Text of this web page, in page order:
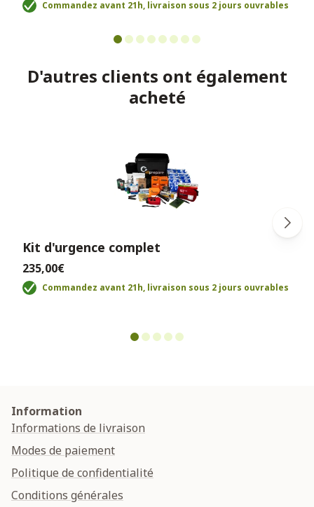
Commandez avant 21h, livraison sous 2 jours ouvrables
D'autres clients ont également
acheté
Kit d'urgence complet
235,00€
Commandez avant 21h, livraison sous 2 jours ouvrables
Information
Informations de livraison
Modes de paiement
Politique de confidentialité
Conditions générales